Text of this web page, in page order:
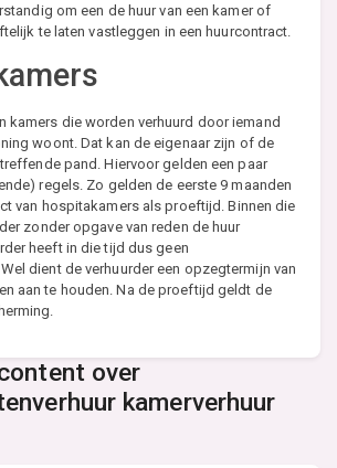
om een de huur van een kamer of
te laten vastleggen in een huurcontract.
kamers die worden verhuurd door iemand
woont. Dat kan de eigenaar zijn of de
pand. Hiervoor gelden een paar
regels. Zo gelden de eerste 9 maanden
van hospitakamers als proeftijd. Binnen die
zonder opgave van reden de huur
heeft in die tijd dus geen
dient de verhuurder een opzegtermijn van
aan te houden. Na de proeftijd geldt de
over
kamerverhuur